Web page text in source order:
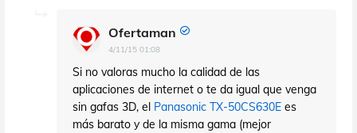
Ofertaman
4/11/15 01:08
Si no valoras mucho la calidad de las
aplicaciones de internet o te da igual que venga
sin gafas 3D, el Panasonic TX-50CS630E es
más barato y de la misma gama (mejor